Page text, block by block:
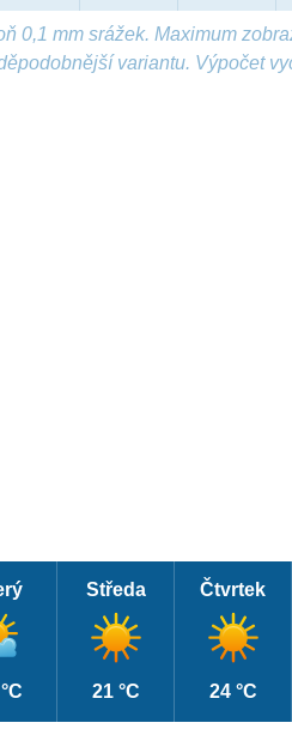
0,1 mm srážek. Maximum
variantu. Výpočet
Středa
21 °C
Čtvrtek
24 °C